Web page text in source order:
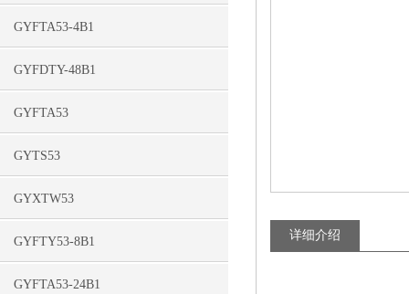
GYFTA53-4B1
GYFDTY-48B1
GYFTA53
GYTS53
GYXTW53
GYFTY53-8B1
GYFTA53-24B1
详细介绍